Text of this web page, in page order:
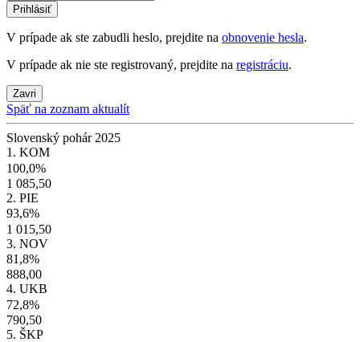
Prihlásiť
V prípade ak ste zabudli heslo, prejdite na obnovenie hesla.
V prípade ak nie ste registrovaný, prejdite na registráciu.
Zavri
Späť na zoznam aktualít
Slovenský pohár 2025
1. KOM
100,0%
1 085,50
2. PIE
93,6%
1 015,50
3. NOV
81,8%
888,00
4. UKB
72,8%
790,50
5. ŠKP